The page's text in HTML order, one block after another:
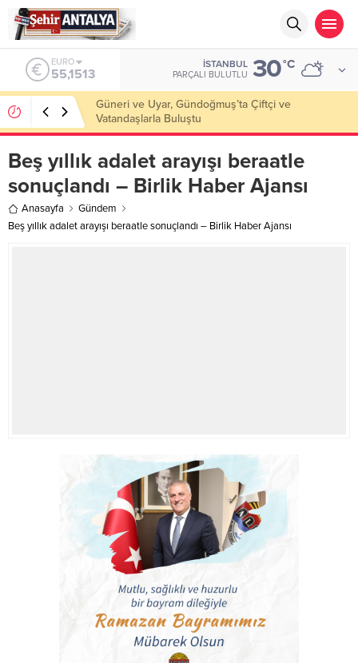
ALTIN
6.635,91
İSTANBUL
PARÇALI BULUTLU 30°C
Kıbrıs’ta Keçiboynuzu Çalıştayı Başarıyla
Gerçekleştirildi
Beş yıllık adalet arayışı beraatle
sonuçlandı – Birlik Haber Ajansı
Anasayfa
Gündem
Beş yıllık adalet arayışı beraatle sonuçlandı – Birlik Haber Ajansı